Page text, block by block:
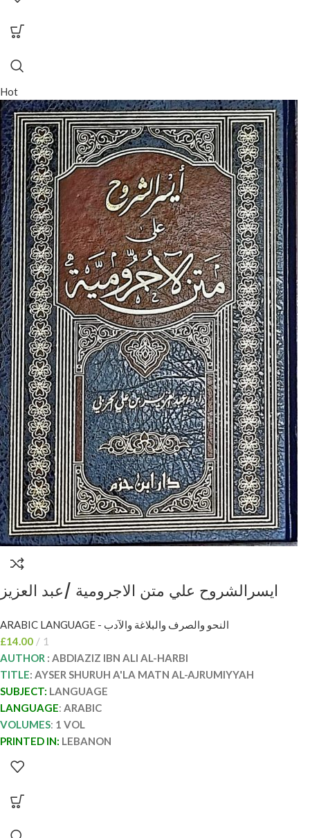
Hot
ايسرالشروح علي متن الاجرومية /عبد العزيز
AJRUMIYYAH
ARABIC LANGUAGE - النحو والصرف والبلاغة والآدب
£14.00
1
AUTHOR : ABDIAZIZ IBN ALI AL-HARBI
TITLE: AYSER SHURUH A'LA MATN AL-AJRUMIYYAH
SUBJECT: LANGUAGE
LANGUAGE: ARABIC
VOLUMES: 1 VOL
PRINTED IN: LEBANON